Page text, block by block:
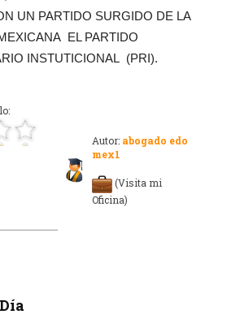
UN PARTIDO SURGIDO DE LA
EL PARTIDO
INSTUTICIONAL (PRI).
Autor: abogado edo
mex1
(Visita mi
Oficina)